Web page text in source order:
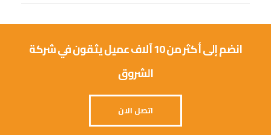
انضم إلى أكثر من 10 آلاف عميل يثقون في شركة
الشروق
اتصل الان